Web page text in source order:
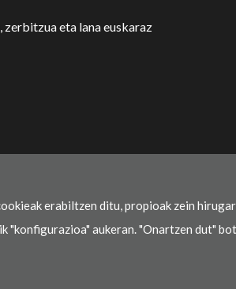
politika Cookie politika
erabiltzen ditu, propioak zein
"konfigurazioa" aukeran. "Onartzen dut"